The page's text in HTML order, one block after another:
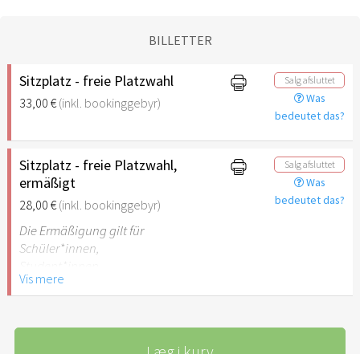
BILLETTER
Sitzplatz - freie Platzwahl
33,00 €(inkl. bookinggebyr)
Salg afsluttet
Was
bedeutet das?
Sitzplatz - freie Platzwahl,
ermäßigt
28,00 €(inkl. bookinggebyr)
Salg afsluttet
Was
bedeutet das?
Die Ermäßigung gilt für
Schüler*innen,
Auszubildende,
Schwerbehinderte
Vis mere